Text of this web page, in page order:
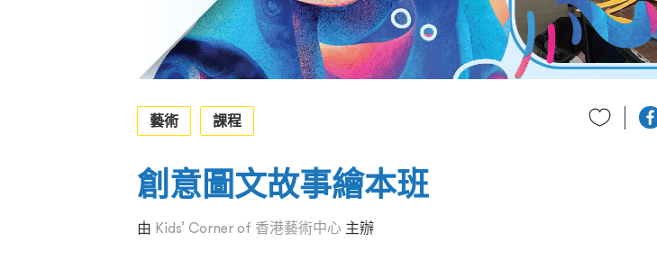
藝術 課程
創意圖文故事繪本班
由 Kids’ Corner of 香港藝術中心 主辦